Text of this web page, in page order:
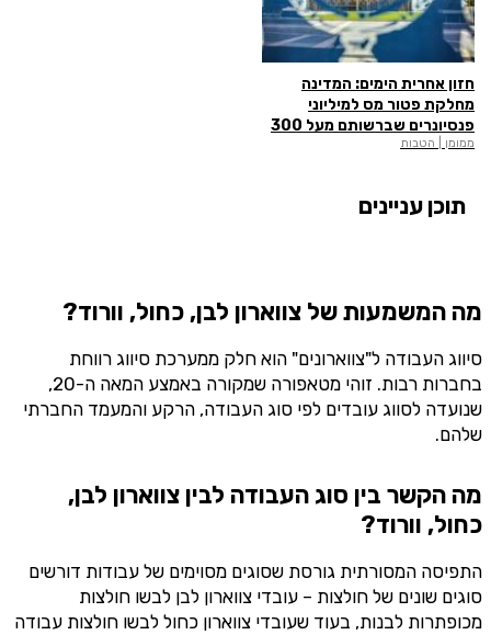
חזון אחרית הימים: המדינה
מחלקת פטור מס למיליוני
פנסיונרים שברשותם מעל 300
אלף שקלים
ממומן | הטבות
תוכן עניינים
מה המשמעות של צווארון לבן, כחול, וורוד?
סיווג העבודה ל"צווארונים" הוא חלק ממערכת סיווג רווחת
בחברות רבות. זוהי מטאפורה שמקורה באמצע המאה ה-20,
שנועדה לסווג עובדים לפי סוג העבודה, הרקע והמעמד החברתי
שלהם.
מה הקשר בין סוג העבודה לבין צווארון לבן,
כחול, וורוד?
התפיסה המסורתית גורסת שסוגים מסוימים של עבודות דורשים
סוגים שונים של חולצות – עובדי צווארון לבן לבשו חולצות
מכופתרות לבנות, בעוד שעובדי צווארון כחול לבשו חולצות עבודה